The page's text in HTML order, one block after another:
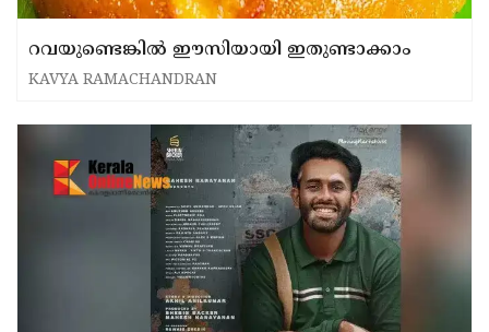
റവയുണ്ടെങ്കിൽ ഈസിയായി ഇതുണ്ടാക്കാം
KAVYA RAMACHANDRAN